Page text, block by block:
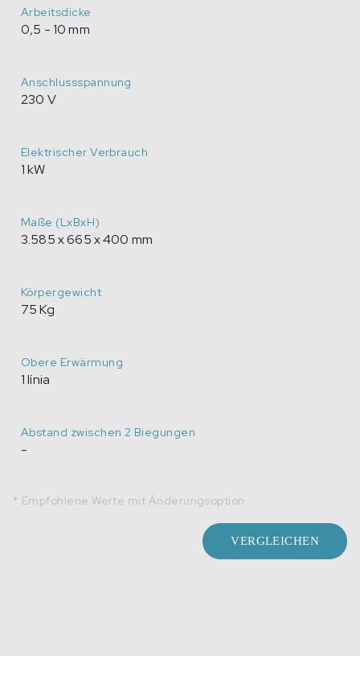
Arbeitsdicke
0,5 - 10 mm
Anschlussspannung
230 V
Elektrischer Verbrauch
1 kW
Maße (LxBxH)
3.585 x 665 x 400 mm
Körpergewicht
75 Kg
Obere Erwärmung
1 línia
Abstand zwischen 2 Biegungen
-
* Empfohlene Werte mit Änderungsoption
VERGLEICHEN